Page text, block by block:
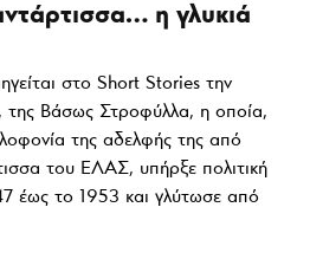
η γλυκιά
στο Short Stories την
της Βάσως Στροφύλλα, η οποία,
της αδελφής της από
του ΕΛΑΣ, υπήρξε πολιτική
έως το 1953 και γλύτωσε από